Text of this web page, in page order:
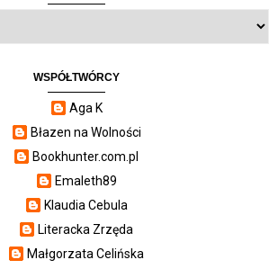
WSPÓŁTWÓRCY
Aga K
Błazen na Wolności
Bookhunter.com.pl
Emaleth89
Klaudia Cebula
Literacka Zrzęda
Małgorzata Celińska